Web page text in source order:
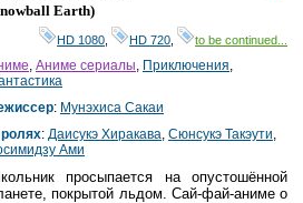
Earth)
HD 1080 HD 720 to be continued...
Аниме сериалы Приключения
: Мунэхиса Сакаи
: Даисукэ Хиракава Сюнсукэ Такэути
Ами
просыпается на опустошённой
покрытой льдом. Сай-фай-аниме о